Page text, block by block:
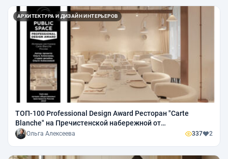
АРХИТЕКТУРА И ДИЗАЙН ИНТЕРЬЕРОВ
ТОП-100 Professional Design Award Ресторан "Carte
Blanche" на Пречистенской набережной от
международного бренда «Double B Coffee & Tea» /130м2
Ольга Алексеева 337 2